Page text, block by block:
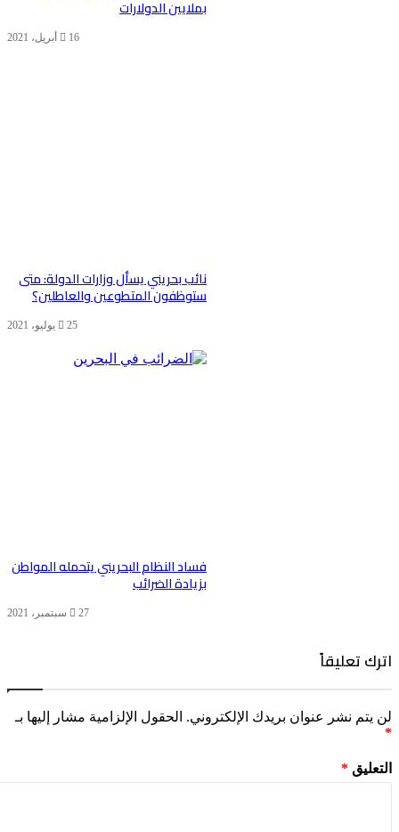
بملايين الدولارات
16 أبريل، 2021
نائب بحريني يسأل وزارات الدولة: متى
ستوظفون المتطوعين والعاطلين؟
25 يوليو، 2021
فساد النظام البحريني يتحمله المواطن
بزيادة الضرائب
27 سبتمبر، 2021
اترك تعليقاً
لن يتم نشر عنوان بريدك الإلكتروني.
الحقول الإلزامية مشار إليها بـ
*
التعليق *